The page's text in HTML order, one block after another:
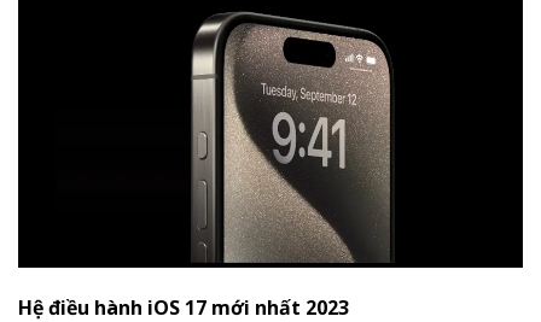
Hệ điều hành iOS 17 mới nhất 2023